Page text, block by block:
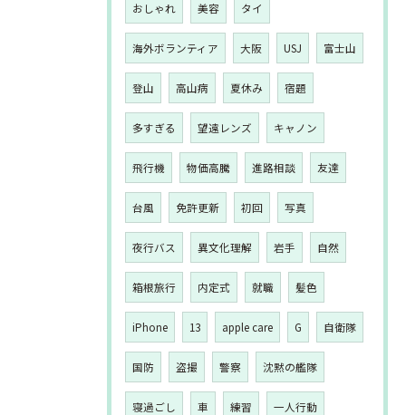
おしゃれ 美容 タイ
海外ボランティア 大阪 USJ 富士山
登山 高山病 夏休み 宿題
多すぎる 望遠レンズ キャノン
飛行機 物価高騰 進路相談 友達
台風 免許更新 初回 写真
夜行バス 異文化理解 岩手 自然
箱根旅行 内定式 就職 髪色
iPhone 13 apple care G 自衛隊
国防 盗撮 警察 沈黙の艦隊
寝過ごし 車 練習 一人行動